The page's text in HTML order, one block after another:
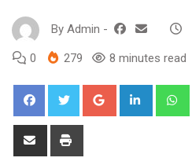
By Admin -
0 279 8 minutes read
Google+ LinkedIn
Share